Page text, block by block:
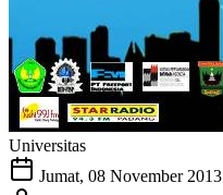
Universitas
Jumat, 08 November 2013